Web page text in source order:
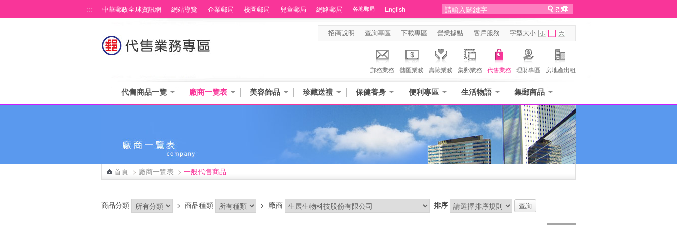
::: 中華郵政全球資訊網 網站導覽 企業郵局 校園郵局 兒童郵局 網路郵局 各地郵局 English
招商說明 查詢專區 下載專區 營業據點 客戶服務 字型大小
郵務業務 儲匯業務 壽險業務 集郵業務 代售業務 理財專區 房地產出租
代售商品一覽 廠商一覽表 美容飾品 珍藏送禮 保健養身 便利專區 生活物語 集郵商品
首頁 > 廠商一覽表 > 一般代售商品
商品分類 > 商品種類 > 廠商 排序